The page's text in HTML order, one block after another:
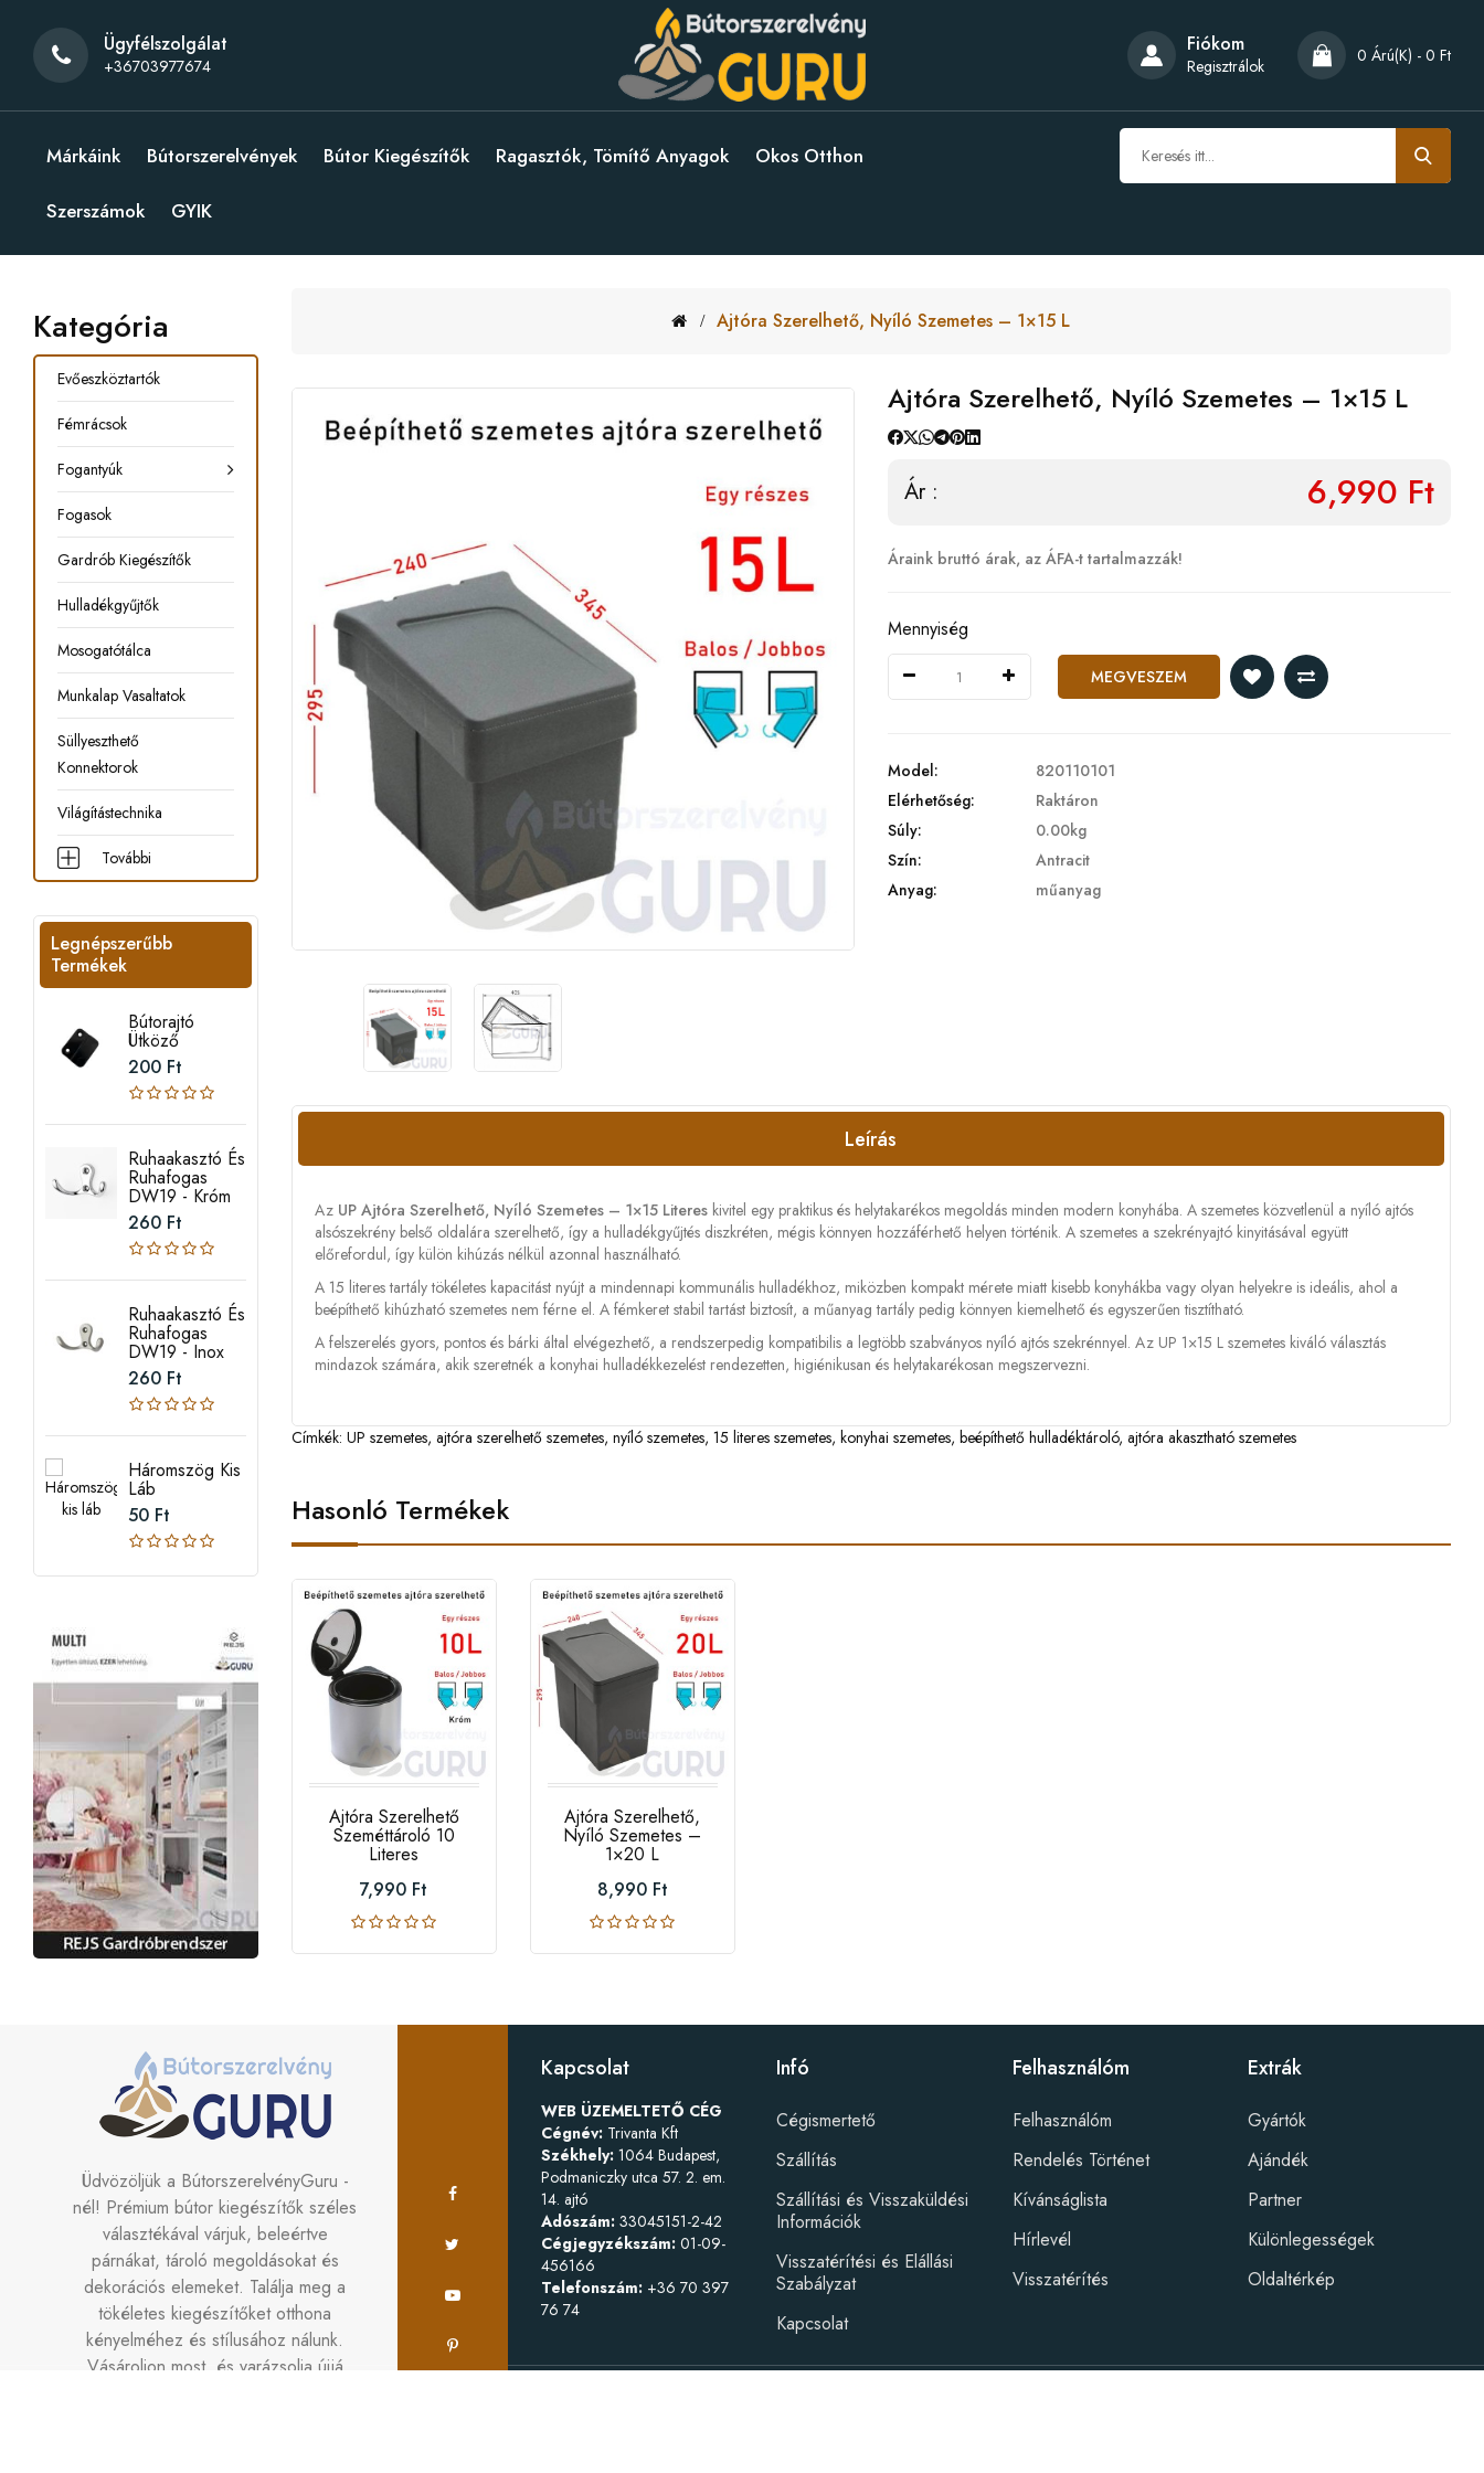
Ügyfélszolgálat
+36703977674
Fiókom
Regisztrálok 0 Árú(k) - 0 Ft
Márkáink Bútorszerelvények Bútor Kiegészítők Ragasztók, Tömítő Anyagok Okos Otthon
Szerszámok GYIK
Kategória
Evőeszköztartók
Fémrácsok
Fogantyúk
Fogasok
Gardrób Kiegészítők
Hulladékgyűjtők
Mosogatótálca
Munkalap Vasaltatok
Süllyeszthető
Konnektorok
Világítástechnika
További
Legnépszerűbb
Termékek
Bútorajtó
Ütköző
200 Ft
Ruhaakasztó És
Ruhafogas
DW19 - Króm
260 Ft
Ruhaakasztó És
Ruhafogas
DW19 - Inox
260 Ft
Háromszög Kis
Láb
50 Ft
Ajtóra Szerelhető, Nyíló Szemetes – 1×15 L
Ajtóra Szerelhető, Nyíló Szemetes – 1×15 L
Ár : 6,990 Ft
Áraink bruttó árak, az ÁFA-t tartalmazzák!
Mennyiség
MEGVESZEM
Model:
820110101
Elérhetőség:
Raktáron
Súly:
0.00kg
Szín:
Antracit
Anyag:
műanyag
Leírás
Az UP Ajtóra Szerelhető, Nyíló Szemetes – 1×15 Litereskivitel egy praktikus és helytakarékos megoldás minden modern konyhába. A szemetes közvetlenül a nyíló ajtós
alsószekrény belső oldalára szerelhető, így a hulladékgyűjtés diszkréten, mégis könnyen hozzáférhető helyen történik. A szemetes a szekrényajtó kinyitásával együtt
előrefordul, így külön kihúzás nélkül azonnal használható.
A 15 literes tartály tökéletes kapacitást nyújt a mindennapi kommunális hulladékhoz, miközben kompakt mérete miatt kisebb konyhákba vagy olyan helyekre is ideális, ahol a
beépíthető kihúzható szemetes nem férne el. A fémkeret stabil tartást biztosít, a műanyag tartály pedig könnyen kiemelhető és egyszerűen tisztítható.
A felszerelés gyors, pontos és bárki által elvégezhető, a rendszerpedig kompatibilis a legtöbb szabványos nyíló ajtós szekrénnyel. Az UP 1×15 L szemetes kiváló választás
mindazok számára, akik szeretnék a konyhai hulladékkezelést rendezetten, higiénikusan és helytakarékosan megszervezni.
Címkék: UP szemetes, ajtóra szerelhető szemetes, nyíló szemetes, 15 literes szemetes, konyhai szemetes, beépíthető hulladéktároló, ajtóra akasztható szemetes
Hasonló Termékek
Ajtóra Szerelhető
Szeméttároló 10
Literes
7,990 Ft
Ajtóra Szerelhető,
Nyíló Szemetes –
1×20 L
8,990 Ft
Üdvözöljük a BútorszerelvényGuru -
nél! Prémium bútor kiegészítők széles
választékával várjuk, beleértve
párnákat, tároló megoldásokat és
dekorációs elemeket. Találja meg a
tökéletes kiegészítőket otthona
kényelméhez és stílusához nálunk.
Vásároljon most, és varázsolja újjá
Kapcsolat
WEB ÜZEMELTETŐ CÉG
Cégnév:Trivanta Kft
Székhely:1064 Budapest,
Podmaniczky utca 57. 2. em.
14. ajtó
Adószám:33045151-2-42
Cégjegyzékszám:01-09-
456166
Telefonszám:+36 70 397
76 74
Infó
Cégismertető
Szállítás
Szállítási és Visszaküldési
Információk
Visszatérítési és Elállási
Szabályzat
Kapcsolat
Felhasználóm
Felhasználóm
Rendelés Történet
Kívánságlista
Hírlevél
Visszatérítés
Extrák
Gyártók
Ajándék
Partner
Különlegességek
Oldaltérkép